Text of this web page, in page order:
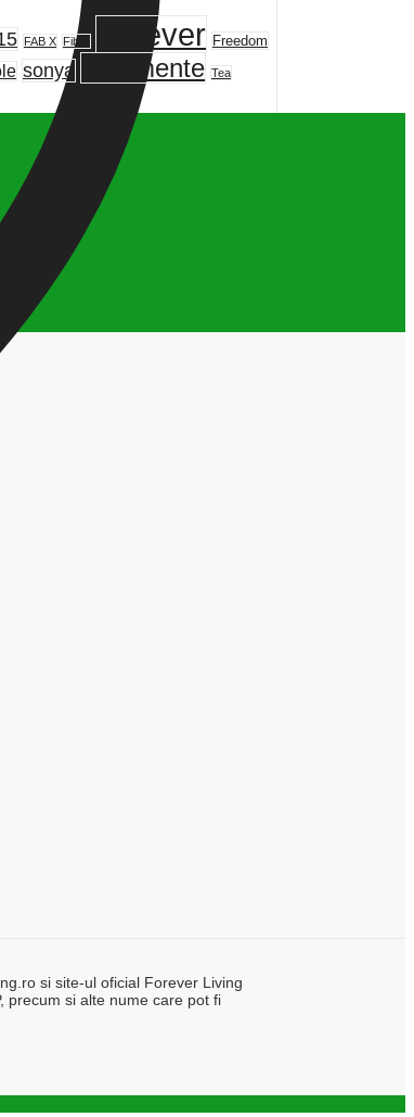
FAB X Fiber Forever Freedom
sonya suplimente Tea
si site-ul oficial Forever Living
precum si alte nume care pot fi